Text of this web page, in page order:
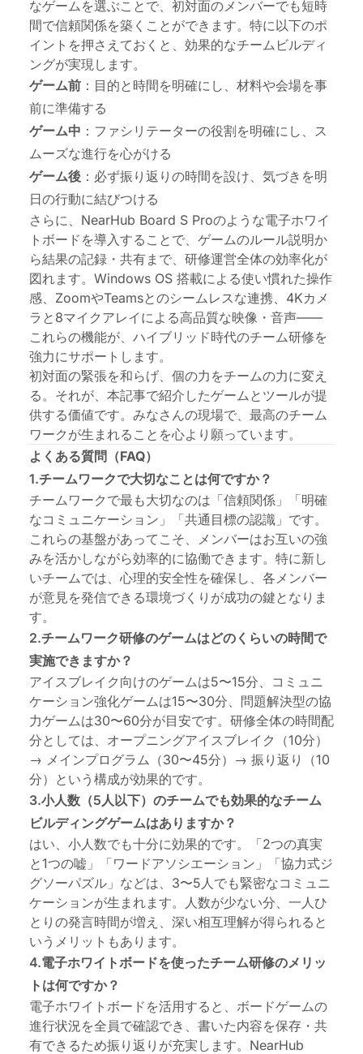
なゲームを選ぶことで、初対面のメンバーでも短時
間で信頼関係を築くことができます。特に以下のポ
イントを押さえておくと、効果的なチームビルディ
ングが実現します。
ゲーム前 ：目的と時間を明確にし、材料や会場を事
前に準備する
ゲーム中 ：ファシリテーターの役割を明確にし、ス
ムーズな進行を心がける
ゲーム後 ：必ず振り返りの時間を設け、気づきを明
日の行動に結びつける
さらに、NearHub Board S Proのような電子ホワイ
トボードを導入することで、ゲームのルール説明か
ら結果の記録・共有まで、研修運営全体の効率化が
図れます。Windows OS 搭載による使い慣れた操作
感、ZoomやTeamsとのシームレスな連携、4Kカメ
ラと8マイクアレイによる高品質な映像・音声——
これらの機能が、ハイブリッド時代のチーム研修を
強力にサポートします。
初対面の緊張を和らげ、個の力をチームの力に変え
る。それが、本記事で紹介したゲームとツールが提
供する価値です。みなさんの現場で、最高のチーム
ワークが生まれることを心より願っています。
よくある質問（FAQ）
1.チームワークで大切なことは何ですか？
チームワークで最も大切なのは「信頼関係」「明確
なコミュニケーション」「共通目標の認識」です。
これらの基盤があってこそ、メンバーはお互いの強
みを活かしながら効率的に協働できます。特に新し
いチームでは、心理的安全性を確保し、各メンバー
が意見を発信できる環境づくりが成功の鍵となりま
す。
2.チームワーク研修のゲームはどのくらいの時間で
実施できますか？
アイスブレイク向けのゲームは5〜15分、コミュニ
ケーション強化ゲームは15〜30分、問題解決型の協
力ゲームは30〜60分が目安です。研修全体の時間配
分としては、オープニングアイスブレイク（10分）
→ メインプログラム（30〜45分）→ 振り返り（10
分）という構成が効果的です。
3.小人数（5人以下）のチームでも効果的なチーム
ビルディングゲームはありますか？
はい、小人数でも十分に効果的です。「2つの真実
と1つの嘘」「ワードアソシエーション」「協力式ジ
グソーパズル」などは、3〜5人でも緊密なコミュニ
ケーションが生まれます。人数が少ない分、一人ひ
とりの発言時間が増え、深い相互理解が得られると
いうメリットもあります。
4.電子ホワイトボードを使ったチーム研修のメリッ
トは何ですか？
電子ホワイトボードを活用すると、ボードゲームの
進行状況を全員で確認でき、書いた内容を保存・共
有できるため振り返りが充実します。NearHub